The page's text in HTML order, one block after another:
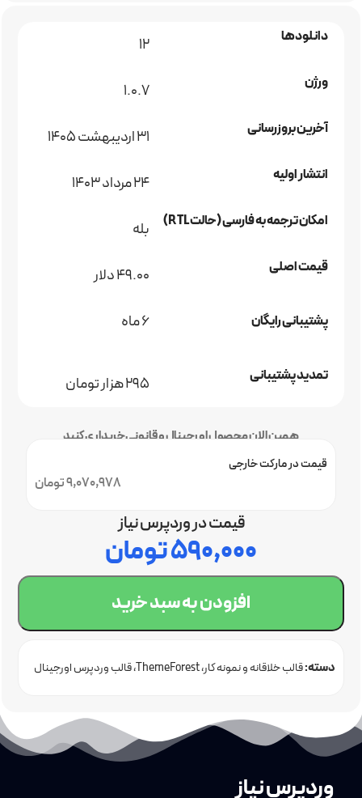
دانلودها 12
ورژن 1.0.7
آخرین بروزرسانی 31 اردیبهشت 1405
انتشار اولیه 24 مرداد 1403
امکان ترجمه به فارسی (حالت RTL) بله
قیمت اصلی 49.00 دلار
پشتیبانی رایگان 6 ماه
تمدید پشتیبانی 295 هزار تومان
همین الان محصول اورجینال و قانونی خریداری کنید
9,070,978 تومان
قیمت در مارکت خارجی
قیمت در وردپرس نیاز
۵۹۰,۰۰۰تومان
افزودن به سبد خرید
دسته:قالب خلاقانه و نمونه کار ThemeForest قالب وردپرس اورجینال
وردپرس نیاز